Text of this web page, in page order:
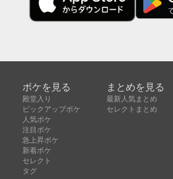
ボケを見る
殿堂入り
ピックアップボケ
人気ボケ
注目ボケ
急上昇ボケ
新着ボケ
セレクト
タグ
まとめを見る
最新人気まとめ
セレクトまとめ